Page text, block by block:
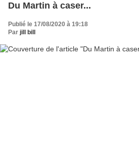
Du Martin à caser...
Publié le 17/08/2020 à 19:18
Par jill bill